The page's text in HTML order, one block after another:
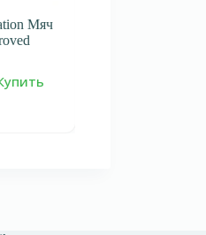
PASTORELLI New
33,00